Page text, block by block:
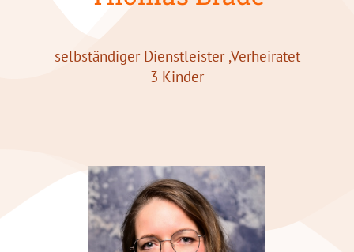
selbständiger Dienstleister ,Verheiratet
3 Kinder